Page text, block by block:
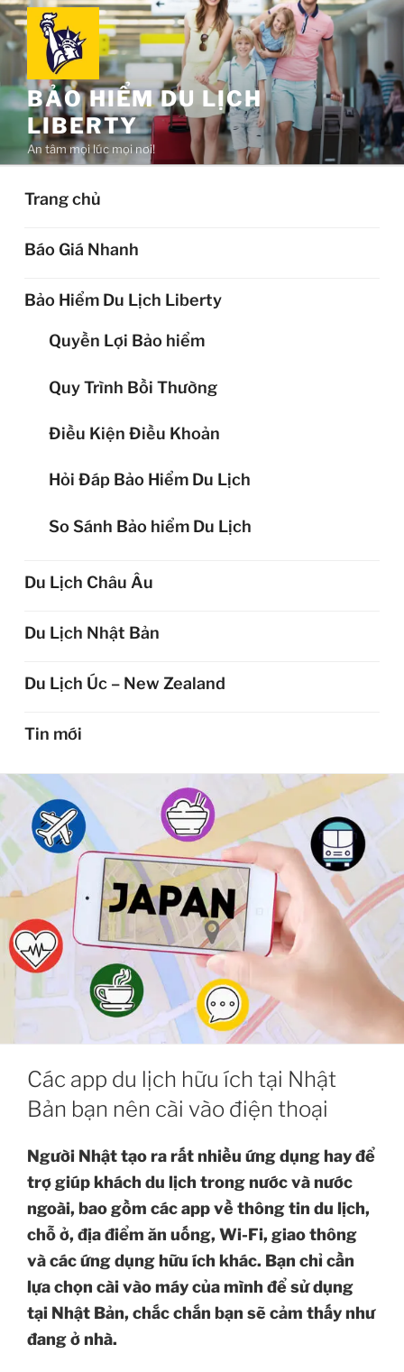
Chuyển
đến
phần
dungBẢO HIỂM DU LỊCH
LIBERTY
An tâm mọi lúc mọi nơi!
Trang chủ
Báo Giá Nhanh
Bảo Hiểm Du Lịch Liberty
Quyền Lợi Bảo hiểm
Quy Trình Bồi Thường
Điều Kiện Điều Khoản
Hỏi Đáp Bảo Hiểm Du Lịch
So Sánh Bảo hiểm Du Lịch
Du Lịch Châu Âu
Du Lịch Nhật Bản
Du Lịch Úc – New Zealand
Tin mới
Các app du lịch hữu ích tại Nhật
Bản bạn nên cài vào điện thoại
Người Nhật tạo ra rất nhiều ứng dụng hay để
trợ giúp khách du lịch trong nước và nước
ngoài, bao gồm các app về thông tin du lịch,
chỗ ở, địa điểm ăn uống, Wi-Fi, giao thông
và các ứng dụng hữu ích khác. Bạn chỉ cần
lựa chọn cài vào máy của mình để sử dụng
tại Nhật Bản, chắc chắn bạn sẽ cảm thấy như
đang ở nhà.